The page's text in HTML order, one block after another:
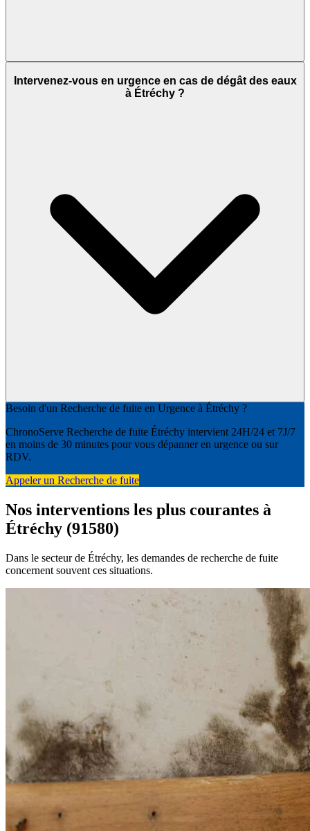
Intervenez-vous en urgence en cas de dégât des eaux
à Étréchy ?
Besoin d'un Recherche de fuite en Urgence à Étréchy ?
ChronoServe Recherche de fuite Étréchy intervient 24H/24 et 7J/7
en moins de 30 minutes pour vous dépanner en urgence ou sur
RDV.
Appeler un Recherche de fuite
Nos interventions les plus courantes à
Étréchy (91580)
Dans le secteur de Étréchy, les demandes de recherche de fuite
concernent souvent ces situations.